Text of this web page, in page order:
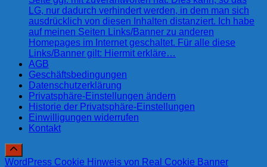
LG, nur dadurch verhindert werden, in dem man sich
ausdrücklich von diesen Inhalten distanziert. Ich habe
auf meinen Seiten Links/Banner zu anderen
Homepages im Internet geschaltet. Für alle diese
Links/Banner gilt: Hiermit erkläre…
AGB
Geschäftsbedingungen
Datenschutzerklärung
Privatsphäre-Einstellungen ändern
Historie der Privatsphäre-Einstellungen
Einwilligungen widerrufen
Kontakt
WordPress Cookie Hinweis von Real Cookie Banner